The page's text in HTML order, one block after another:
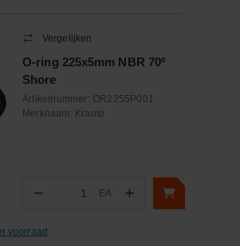
Vergelijken
O-ring 225x5mm NBR 70º
Shore
Artikelnummer: OR2255P001
Merknaam: Kramp
− Aantal
EA +
voorraad